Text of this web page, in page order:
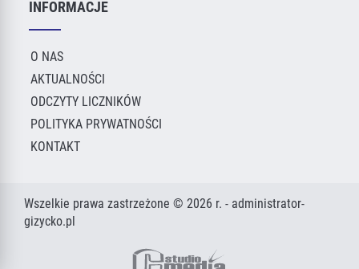
INFORMACJE
O NAS
AKTUALNOŚCI
ODCZYTY LICZNIKÓW
POLITYKA PRYWATNOŚCI
KONTAKT
Wszelkie prawa zastrzeżone © 2026 r. - administrator-
gizycko.pl